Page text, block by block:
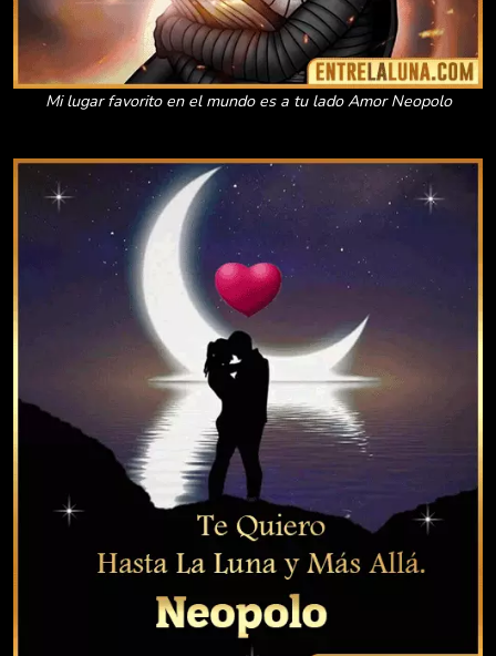
Mi lugar favorito en el mundo es a tu lado Amor Neopolo